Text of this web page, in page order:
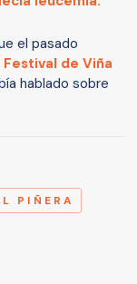
el pasado
de Viña
hablado sobre
PIÑERA